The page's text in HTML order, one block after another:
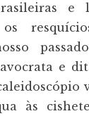
e
os
e
às